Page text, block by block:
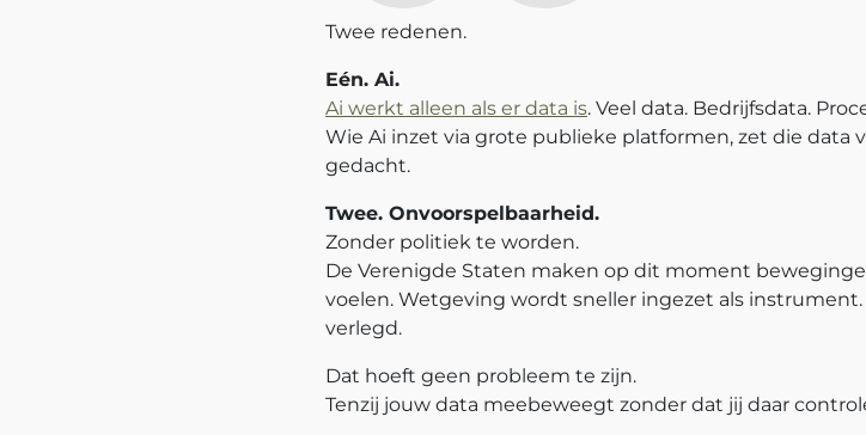
Twee redenen.
Eén. Ai.
Ai werkt alleen als er data is. Veel data. Bedrijfsdata.
Wie Ai inzet via grote publieke platformen, zet die data
gedacht.
Twee. Onvoorspelbaarheid.
Zonder politiek te worden.
De Verenigde Staten maken op dit moment
voelen. Wetgeving wordt sneller ingezet als
verlegd.
Dat hoeft geen probleem te zijn.
Tenzij jouw data meebeweegt zonder dat jij daar